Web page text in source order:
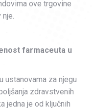
ove trgovine
farmaceuta u
ustanovama za njegu
zdravstvenih
jedna je od ključnih